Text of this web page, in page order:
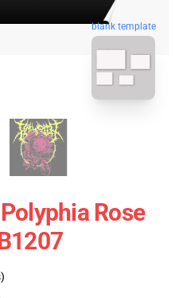
blank template
Rose